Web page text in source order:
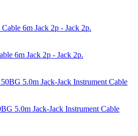
6m Jack 2p - Jack 2p.
5.0m Jack-Jack Instrument Cable